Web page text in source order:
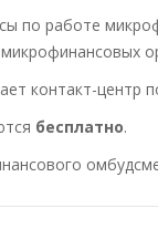
по работе
контакт-центр
бесплатно.